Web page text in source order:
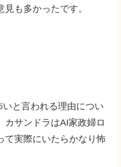
も多かったです。
と言われる理由につい
カサンドラはAI家政婦ロ
て実際にいたらかなり怖